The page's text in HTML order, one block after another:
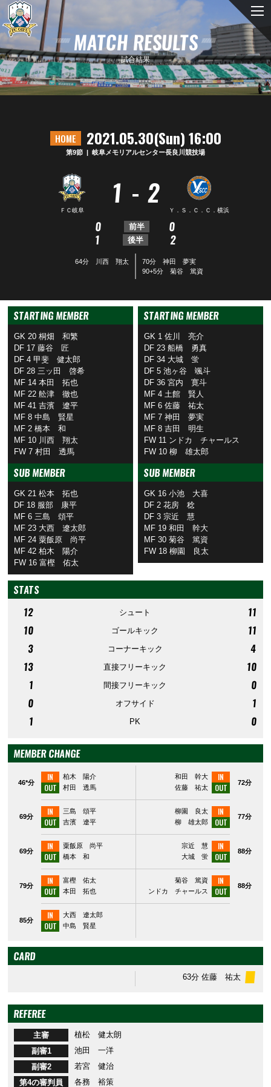
MATCH RESULTS
試合結果
HOME 2021.05.30(Sun) 16:00
第9節 岐阜メモリアルセンター長良川競技場
ＦＣ岐阜
1 - 2
Ｙ．Ｓ．Ｃ．Ｃ．横浜
0 前半
0
1
後半 2
64分 川西 翔太
70分 神田 夢実
90+5分 菊谷 篤資
STARTING MEMBER
GK 20 桐畑 和繁
DF 17 藤谷 匠
DF 4 甲斐 健太郎
DF 28 三ッ田 啓希
MF 14 本田 拓也
MF 22 舩津 徹也
MF 41 吉濱 遼平
MF 8 中島 賢星
MF 2 橋本 和
MF 10 川西 翔太
FW 7 村田 透馬
SUB MEMBER
GK 21 松本 拓也
DF 18 服部 康平
MF 6 三島 頌平
MF 23 大西 遼太郎
MF 24 粟飯原 尚平
MF 42 柏木 陽介
FW 16 富樫 佑太
STARTING MEMBER
GK 1 佐川 亮介
DF 23 船橋 勇真
DF 34 大城 蛍
DF 5 池ヶ谷 颯斗
DF 36 宮内 寛斗
MF 4 土館 賢人
MF 6 佐藤 祐太
MF 7 神田 夢実
MF 8 吉田 明生
FW 11 ンドカ チャールス
FW 10 柳 雄太郎
SUB MEMBER
GK 16 小池 大喜
DF 2 花房 稔
DF 3 宗近 慧
MF 19 和田 幹大
MF 30 菊谷 篤資
FW 18 柳園 良太
STATS
12
シュート
11
10
ゴールキック
11
3
コーナーキック
4
13
直接フリーキック
10
1
間接フリーキック
0
0
オフサイド
1
1
PK 0
MEMBER CHANGE
46*分
IN 柏木 陽介
OUT 村田 透馬
IN
和田 幹大
OUT
佐藤 祐太
72分
69分 IN 三島 頌平
OUT 吉濱 遼平
IN
柳園 良太
OUT
柳 雄太郎
77分
69分 IN 粟飯原 尚平
OUT 橋本 和
IN
宗近 慧
OUT
大城 蛍
88分
79分 IN 富樫 佑太
OUT 本田 拓也
IN
菊谷 篤資
OUT
ンドカ チャールス
88分
85分 IN 大西 遼太郎
OUT 中島 賢星
CARD
63分 佐藤 祐太
REFEREE
主審
植松 健太朗
副審1
池田 一洋
副審2
若宮 健治
第4の審判員
各務 裕策